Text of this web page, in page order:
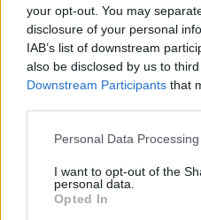
your opt-out. You may
disclosure of your personal
IAB’s list of downstream
also be disclosed by us to
Downstream Participants that
Personal Data
I want to opt-out of the
personal data.
Opted In
Eine lausige Hexe
Folge 30
Details